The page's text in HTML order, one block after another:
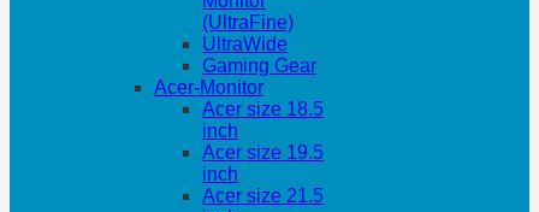
(UltraFine)
UltraWide
Gaming Gear
Acer-Monitor
Acer size 18.5
inch
Acer size 19.5
inch
Acer size 21.5